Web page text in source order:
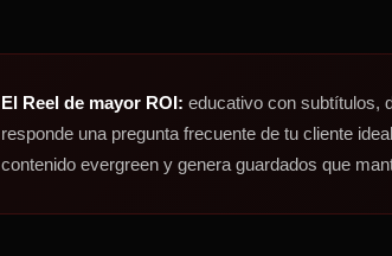
El Reel de mayor ROI: educativo con subtítulos,
responde una pregunta frecuente de tu cliente
contenido evergreen y genera guardados que